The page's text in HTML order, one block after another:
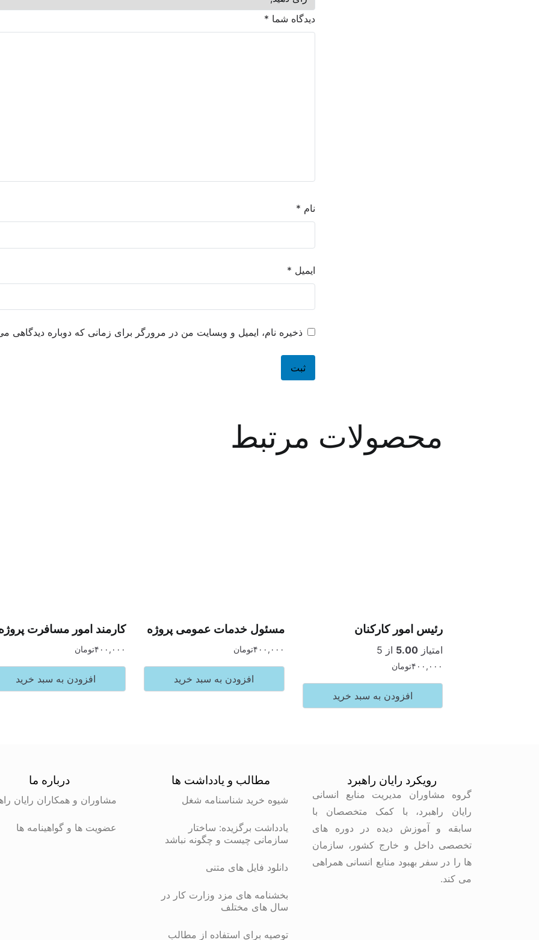
دیدگاه شما *
نام *
ایمیل *
ذخیره نام، ایمیل و وبسایت من در مرورگر برای زمانی که دوباره دیدگاهی
محصولات مرتبط
رئیس امور کارکنان
امتیاز 5.00 از 5
۴۰۰,۰۰۰تومان
افزودن به سبد خرید
مسئول خدمات عمومی پروژه
۴۰۰,۰۰۰تومان
افزودن به سبد خرید
کارمند امور مسافرت
۴۰۰,۰۰۰تومان
افزودن به سبد خرید
رویکرد رایان راهبرد
گروه مشاوران مدیریت منابع انسانی
رایان راهبرد، با کمک متخصصان با
سابقه و آموزش دیده در دوره های
تخصصی داخل و خارج کشور، سازمان
ها را در سفر بهبود منابع انسانی همراهی
می کند.
مطالب و یادداشت ها
شیوه خرید شناسنامه شغل
یادداشت برگزیده: ساختار
سازمانی چیست و چگونه نباشد
دانلود فایل های متنی
بخشنامه های مزد وزارت کار در
سال های مختلف
توصیه برای استفاده از مطالب
درباره ما
مشاوران و همکاران رایان
عضویت ها و گواهینامه ها